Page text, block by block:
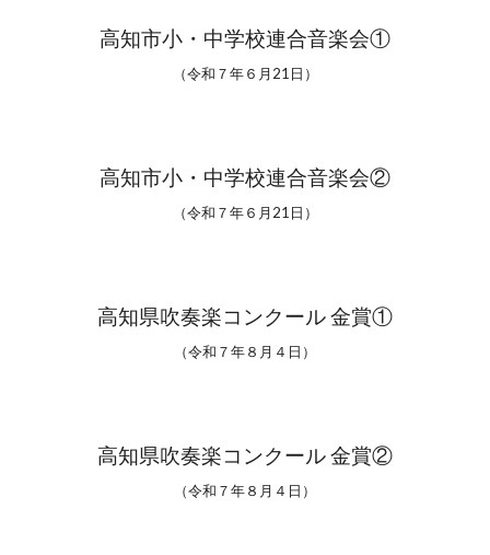
高知市小・中学校連合音楽会①
（令和７年６月21日）
高知市小・中学校連合音楽会②
（令和７年６月21日）
高知県吹奏楽コンクール 金賞①
（令和 ７年８ 月 ４ 日）
高知県吹奏楽コンクール 金賞②
（令和 ７年８ 月 ４ 日）